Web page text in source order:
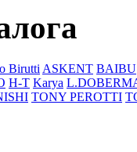
Birutti ASKENT BAIBU
H-T Karya
TONY PEROTTI